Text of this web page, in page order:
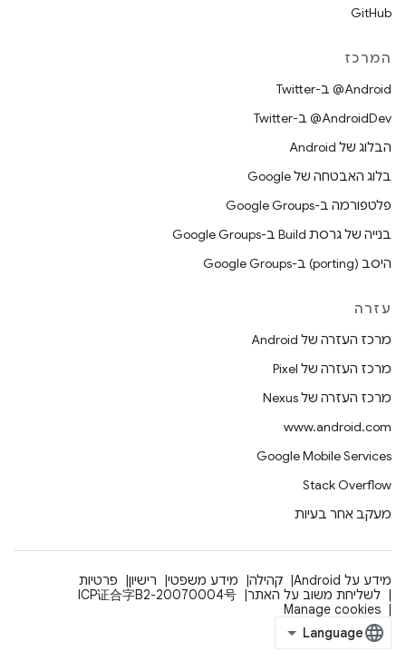
GitHub
המרכז
‎@Android ב-Twitter
‎@AndroidDev ב-Twitter
הבלוג של Android
בלוג האבטחה של Google
פלטפורמה ב-Google Groups
בנייה של גרסת Build ב-Google Groups
היסב (porting) ב-Google Groups
עזרה
מרכז העזרה של Android
מרכז העזרה של Pixel
מרכז העזרה של Nexus
www.android.com
Google Mobile Services
Stack Overflow
מעקב אחר בעיות
מידע על Android קהילה מידע משפטי רישיון
פרטיות
לשליחת משוב על האתר
ICP证合字B2-20070004号
Manage cookies